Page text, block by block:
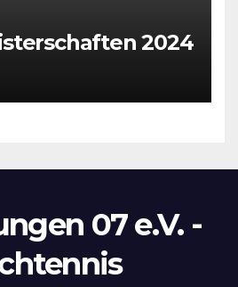
2024
07 e.V. -